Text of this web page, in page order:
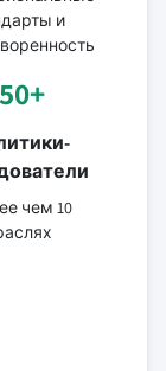
и
чем 10